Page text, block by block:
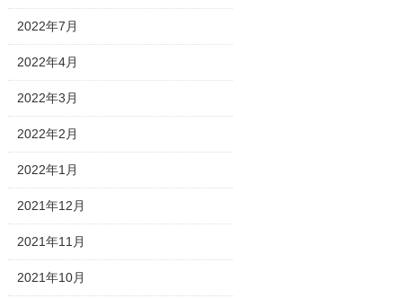
2022年7月
2022年4月
2022年3月
2022年2月
2022年1月
2021年12月
2021年11月
2021年10月